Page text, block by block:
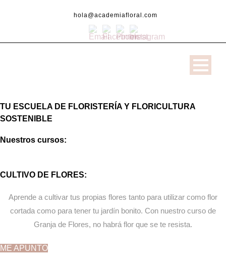
hola@academiafloral.com
TU ESCUELA DE FLORISTERÍA Y FLORICULTURA
SOSTENIBLE
Nuestros cursos:
CULTIVO DE FLORES:
Aprende a cultivar tus propias flores tanto para utilizar como flor
cortada como para tener tu jardín bonito. Con nuestro curso de
Granja de Flores, no habrá flor que se te resista.
ME APUNTO